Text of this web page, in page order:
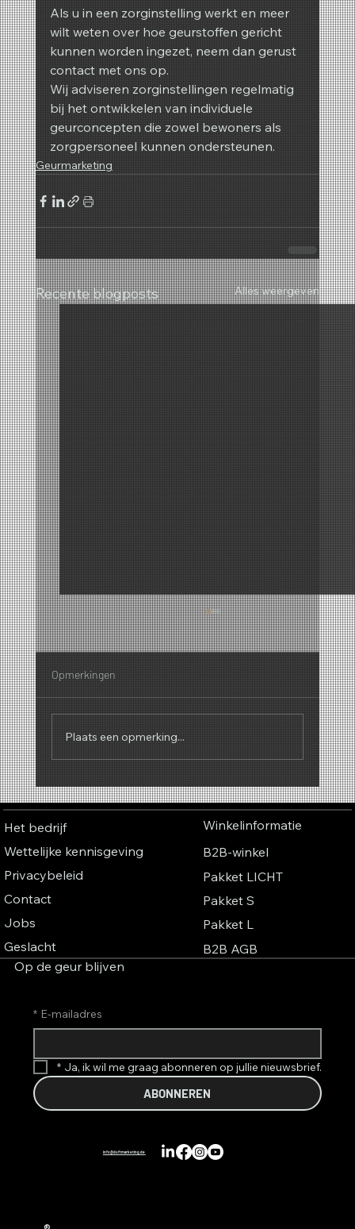
Als u in een zorginstelling werkt en meer
wilt weten over hoe geurstoffen gericht
kunnen worden ingezet, neem dan gerust
contact met ons op.
Wij adviseren zorginstellingen regelmatig
bij het ontwikkelen van individuele
geurconcepten die zowel bewoners als
zorgpersoneel kunnen ondersteunen.
Geurmarketing
Recente blogposts Alles weergeven
Waarom geuren een geluid hebben – De
fascinerende connectie tussen parfum,
Opmerkingen
Plaats een opmerking...
Het bedrijf
Wettelijke kennisgeving
Privacybeleid
Contact
Jobs
Geslacht
Winkelinformatie
B2B-winkel
Pakket LICHT
Pakket S
Pakket L
B2B AGB
Op de geur blijven
* E-mailadres
* Ja, ik wil me graag abonneren op jullie nieuwsbrief.
ABONNEREN
info@duftmarketing.de